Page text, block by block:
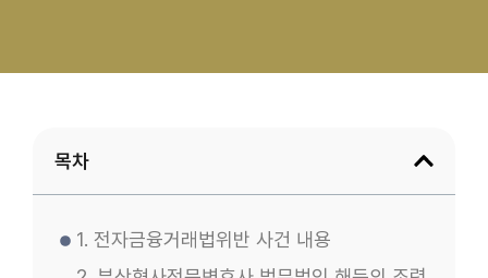
목차
1. 전자금융거래법위반 사건 내용